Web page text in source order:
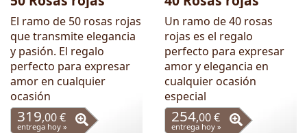
El ramo de 50 rosas rojas
que transmite elegancia
y pasión. El regalo
perfecto para expresar
amor en cualquier
ocasión
319,00 €
entrega hoy »
Un ramo de 40 rosas
rojas es el regalo
perfecto para expresar
amor y elegancia en
cualquier ocasión
especial
254,00 €
entrega hoy »